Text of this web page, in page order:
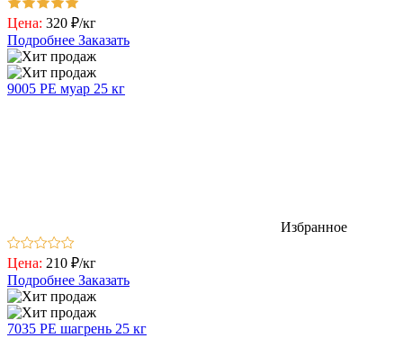
Цена: 320 ₽/кг
Подробнее Заказать
9005 РЕ муар 25 кг
Избранное
Цена: 210 ₽/кг
Подробнее Заказать
7035 РЕ шагрень 25 кг